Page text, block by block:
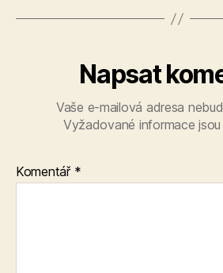
Napsat
Vaše e-mailová adresa
Vyžadované informace
Komentář *